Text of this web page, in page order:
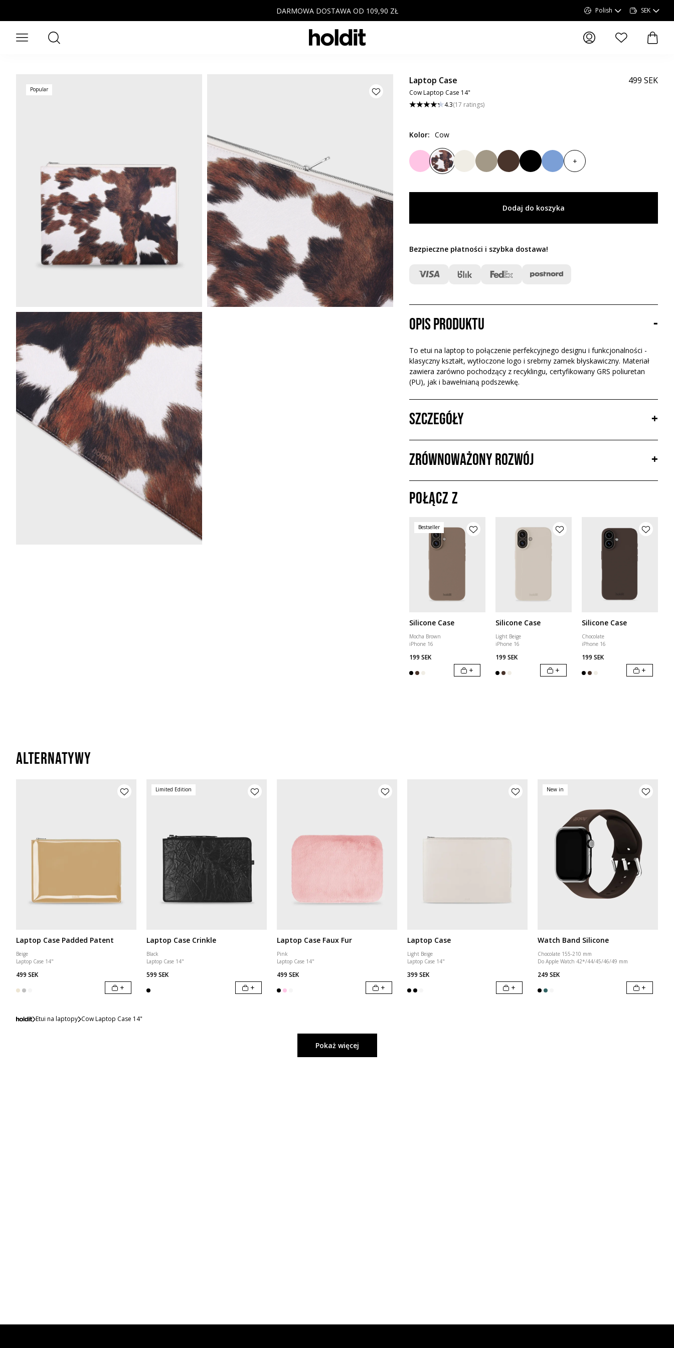
DARMOWA DOSTAWA OD 109,90 ZŁ Polish SEK
Otwórz menuSzukaj
elementy na
Popular
Laptop Case
Cow Laptop Case 14"
4.3(17 ratings)
499 SEK
Kolor: Cow
+
Dodaj do koszyka
Bezpieczne płatności i szybka dostawa!
Opis produktu -
To etui na laptop to połączenie perfekcyjnego designu i funkcjonalności -
klasyczny kształt, wytłoczone logo i srebrny zamek błyskawiczny. Materiał
zawiera zarówno pochodzący z recyklingu, certyfikowany GRS poliuretan
(PU), jak i bawełnianą podszewkę.
Szczegóły +
Zrównoważony rozwój
+
Połącz z
Bestseller
Silicone Case
Mocha Brown
iPhone 16
199 SEK
+
Silicone Case
Light Beige
iPhone 16
199 SEK
+
Silicone Case
Chocolate
iPhone 16
199 SEK
+
Alternatywy
Laptop Case Padded Patent
Beige
Laptop Case 14"
499 SEK
+
Limited Edition
Laptop Case Crinkle
Black
Laptop Case 14"
599 SEK
+
Laptop Case Faux Fur
Pink
Laptop Case 14"
499 SEK
+
Laptop Case
Light Beige
Laptop Case 14"
399 SEK
+
New in
Watch Band Silicone
Chocolate 155-210 mm
Do Apple Watch 42*/44/45/46/49 mm
249 SEK
+
Etui na laptopy Cow Laptop Case 14"
Pokaż więcej